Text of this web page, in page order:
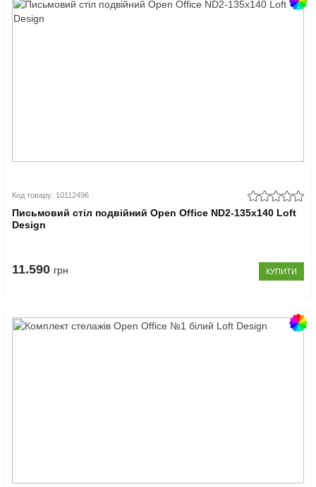
Код товару: 10112496
Письмовий стіл подвійний Open Office ND2-135x140 Loft
Design
11.590 грн КУПИТИ